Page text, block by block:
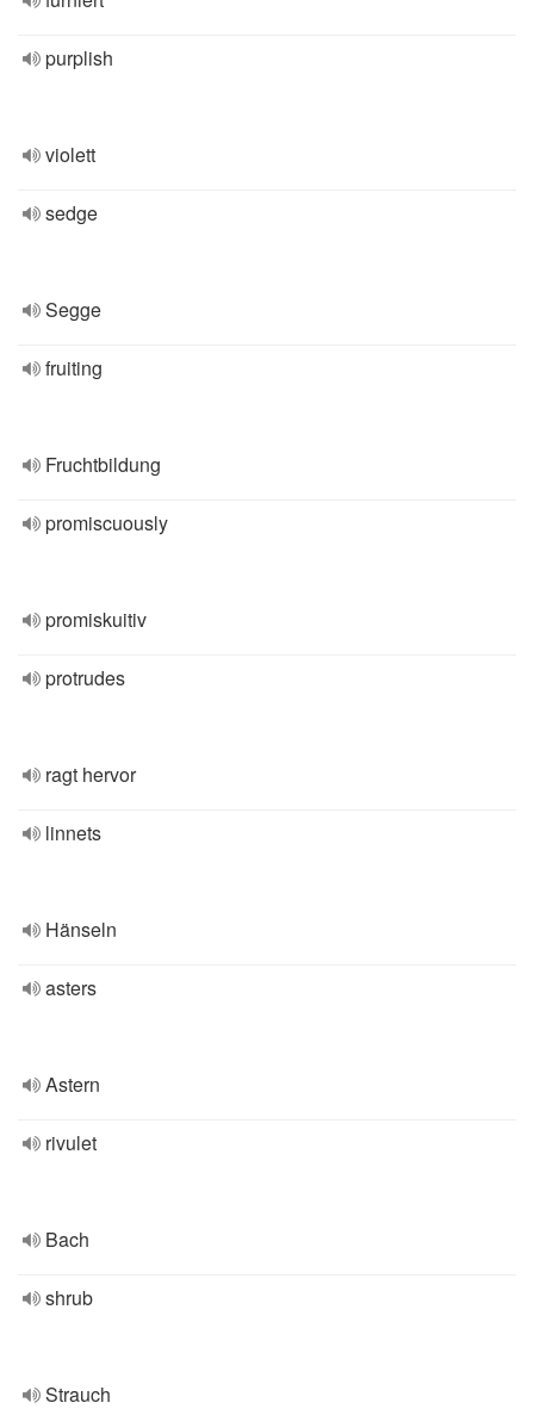
purplish
violett
sedge
Segge
fruiting
Fruchtbildung
promiscuously
promiskuitiv
protrudes
ragt hervor
linnets
Hänseln
asters
Astern
rivulet
Bach
shrub
Strauch